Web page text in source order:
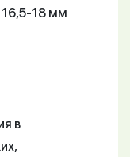
16,5-18 мм
в